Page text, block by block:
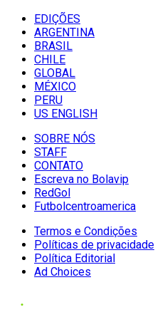
EDIÇÕES
ARGENTINA
BRASIL
CHILE
GLOBAL
MÉXICO
PERU
US ENGLISH
SOBRE NÓS
STAFF
CONTATO
Escreva no Bolavip
RedGol
Futbolcentroamerica
Termos e Condições
Políticas de privacidade
Política Editorial
Ad Choices